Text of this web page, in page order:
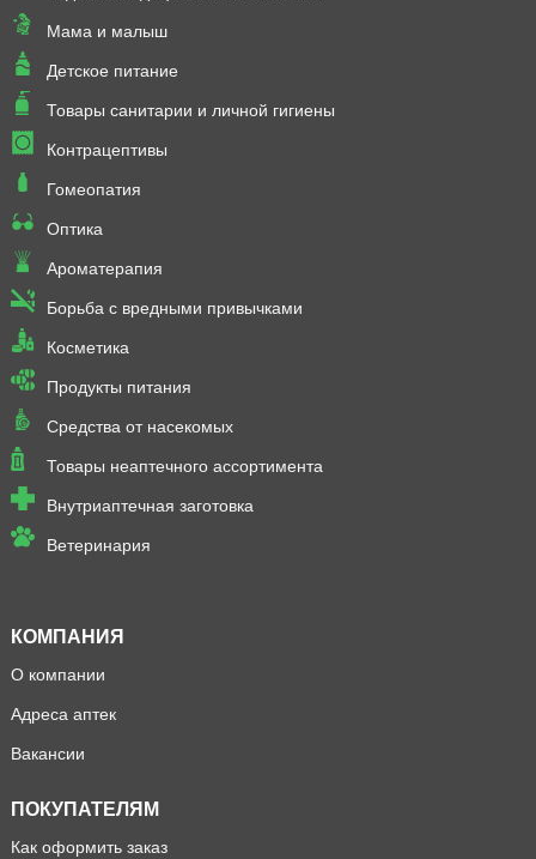
Мама и малыш
Детское питание
Товары санитарии и личной гигиены
Контрацептивы
Гомеопатия
Оптика
Ароматерапия
Борьба с вредными привычками
Косметика
Продукты питания
Средства от насекомых
Товары неаптечного ассортимента
Внутриаптечная заготовка
Ветеринария
КОМПАНИЯ
О компании
Адреса аптек
Вакансии
ПОКУПАТЕЛЯМ
Как оформить заказ